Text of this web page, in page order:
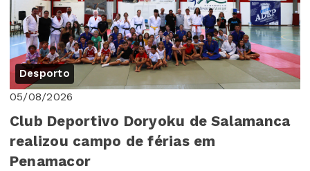
Desporto
05/08/2026
Club Deportivo Doryoku de Salamanca
realizou campo de férias em
Penamacor